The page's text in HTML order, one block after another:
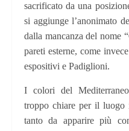
sacrificato da una
si aggiunge l’anonimato
dalla mancanza del nome
pareti esterne, come
espositivi e Padiglioni.
I colori del
troppo chiare per il luogo
tanto da apparire più